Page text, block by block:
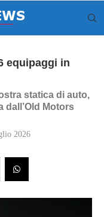
equipaggi in
statica di auto,
dall’Old Motors
2026